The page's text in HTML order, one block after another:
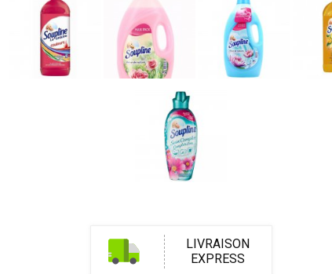
LIVRAISON
EXPRESS